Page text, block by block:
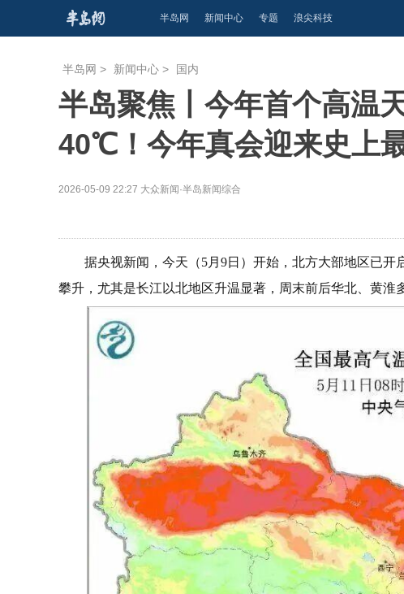
半岛网 新闻中心 专题 浪尖科技
半岛网 > 新闻中心 > 国内
半岛聚焦丨今年首个高温
40℃！今年真会迎来史上
2026-05-09 22:27 大众新闻·半岛新闻综合
据央视新闻，今天（5月9日）开始，北方大部地区已
攀升，尤其是长江以北地区升温显著，周末前后华北、黄淮